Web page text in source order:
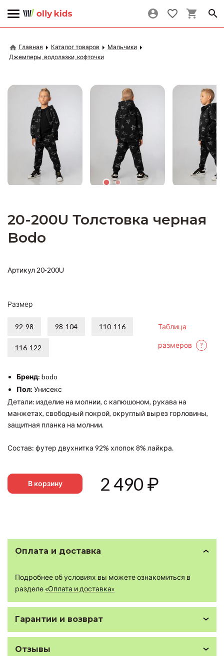
Главная Каталог товаров
Мальчики
Джемперы, водолазки, кофточки
20-200U Толстовка черная
Bodo
Артикул 20-200U
Размер
92-98 98-104 110-116
116-122
Таблица
размеров ?
Бренд: bodo
Пол: Унисекс
Детали: изделие на молнии, с капюшоном, рукава на
манжетах, свободный покрой, округлый вырез горловины,
защитная планка на молнии.
Состав: футер двухнитка 92% хлопок 8% лайкра.
В корзину 2 490₽
Оплата и доставка
Подробнее об условиях вы можете ознакомиться в
разделе «Оплата и доставка»
Гарантии и возврат
Отзывы